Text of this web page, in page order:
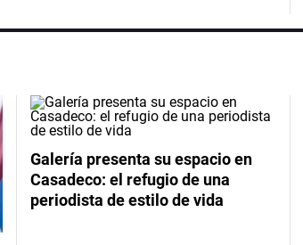
Galería presenta su espacio en
Casadeco: el refugio de una
periodista de estilo de vida